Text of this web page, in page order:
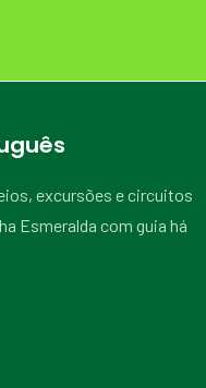
excursões e circuitos
Esmeralda com guia há